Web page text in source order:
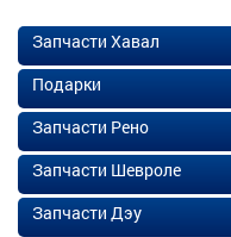
Запчасти Хавал
Подарки
Запчасти Рено
Запчасти Шевроле
Запчасти Дэу